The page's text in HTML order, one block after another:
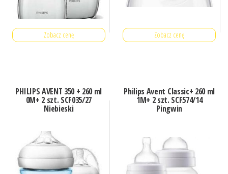
Zobacz cenę Zobacz cenę
PHILIPS AVENT 350 + 260 ml
0M+ 2 szt. SCF035/27
Niebieski
Philips Avent Classic+ 260 ml
1M+ 2 szt. SCF574/14
Pingwin